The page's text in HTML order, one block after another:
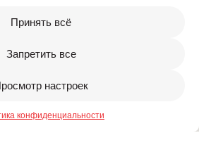
Принять всё
Запретить все
настроек
конфиденциальности